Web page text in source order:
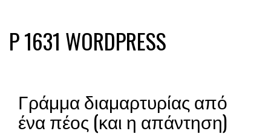
P 1631 WORDPRESS
Γράμμα διαμαρτυρίας από
ένα πέος (και η απάντηση)